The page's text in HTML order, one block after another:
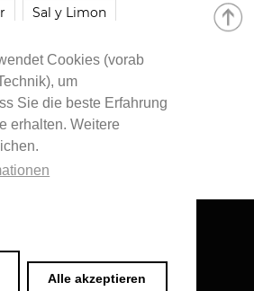
Cookies (vorab
um
Sie die beste Erfahrung
erhalten. Weitere
Alle akzeptieren
Sal y Limon
smash! Steve Madden
Zara
Sarah Schwab-Jung